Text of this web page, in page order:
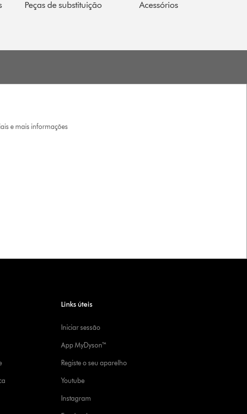
Peças de substituição Acessórios
e mais informações
Links úteis
Iniciar sessão
App MyDyson™
Registe o seu aparelho
Youtube
Instagram